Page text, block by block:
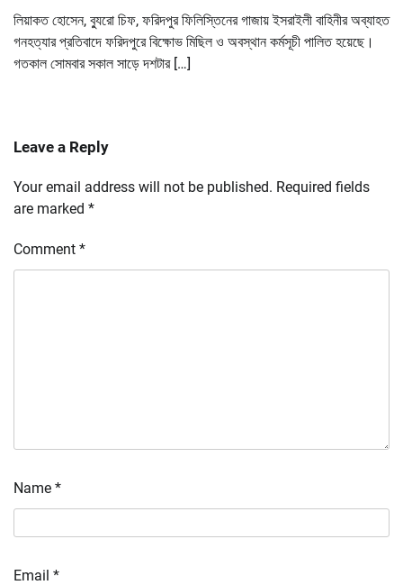
লিয়াকত হোসেন, ব্যুরো চিফ, ফরিদপুর ফিলিস্তিনের গাজায় ইসরাইলী বাহিনীর অব্যাহত
গনহত্যার প্রতিবাদে ফরিদপুরে বিক্ষোভ মিছিল ও অবস্থান কর্মসূচী পালিত হয়েছে।
গতকাল সোমবার সকাল সাড়ে দশটার […]
Leave a Reply
Your email address will not be published. Required fields
are marked *
Comment *
Name *
Email *